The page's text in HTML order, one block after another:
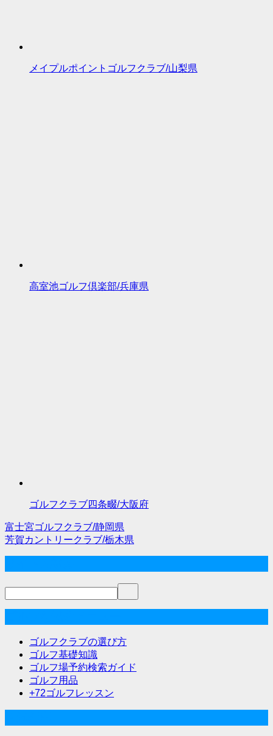
メイプルポイントゴルフクラブ/山梨県
高室池ゴルフ倶楽部/兵庫県
ゴルフクラブ四条畷/大阪府
投
稿
ビ
富士宮ゴルフクラブ/静岡県
芳賀カントリークラブ/栃木県
ゴルフクラブの選び方
ゴルフ基礎知識
ゴルフ場予約検索ガイド
ゴルフ用品
+72ゴルフレッスン